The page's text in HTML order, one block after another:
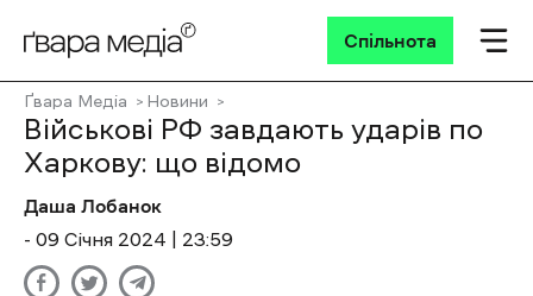
Спільнота
Ґвара Медіа Новини
Військові РФ завдають ударів по
Харкову: що відомо
Даша Лобанок
- 09 Січня 2024 | 23:59